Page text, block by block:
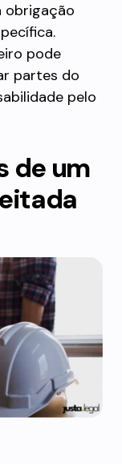
obrigação
pode
partes do
pelo
de um